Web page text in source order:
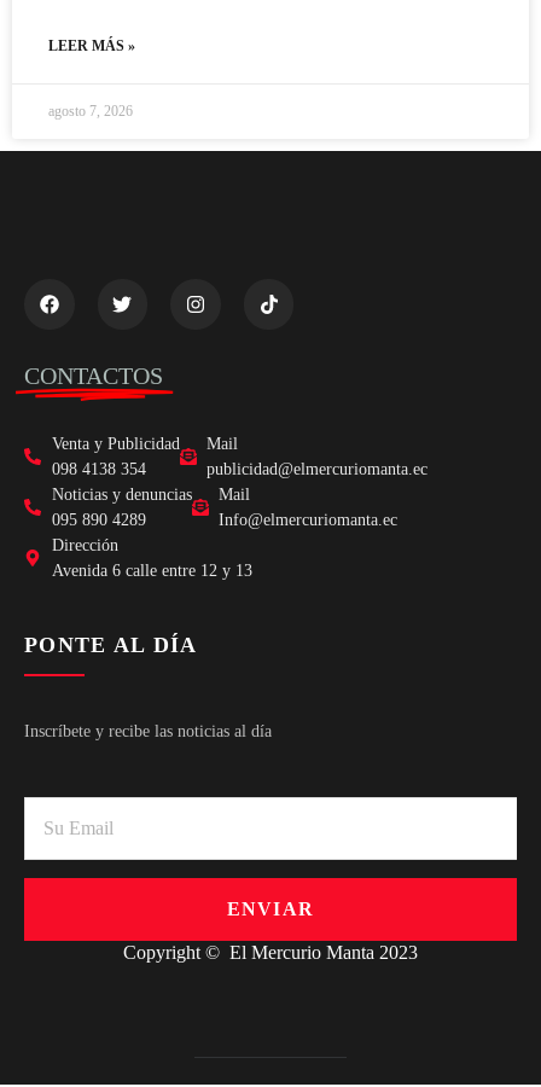
LEER MÁS »
agosto 7, 2026
CONTACTOS
Venta y Publicidad
098 4138 354
Mail
publicidad@elmercuriomanta.ec
Noticias y denuncias
095 890 4289
Mail
Info@elmercuriomanta.ec
Dirección
Avenida 6 calle entre 12 y 13
PONTE AL DÍA
Inscríbete y recibe las noticias al día
ENVIAR
Copyright © El Mercurio Manta 2023